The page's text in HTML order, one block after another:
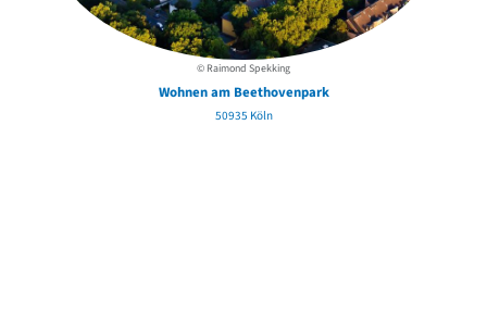
© Raimond Spekking
Wohnen am Beethovenpark
50935 Köln